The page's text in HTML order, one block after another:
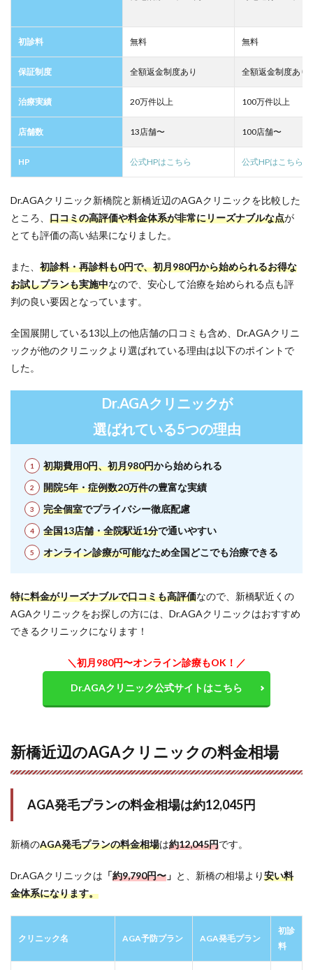
初診料 無料 無料
保証制度 全額返金制度あり 全額返金制度あり
治療実績 20万件以上 100万件以上
店舗数 13店舗〜 100店舗〜
HP 公式HPはこちら 公式HPはこちら
Dr.AGAクリニック新橋院と新橋近辺のAGAクリニックを比較した
ところ、 口コミの高評価や料金体系が非常にリーズナブルな点が
とても評価の高い結果になりました。
また、 初診料・再診料も0円で、初月980円から始められるお得な
お試しプランも実施中なので、安心して治療を始められる点も評
判の良い要因となっています。
全国展開している13以上の他店舗の口コミも含め、Dr.AGAクリニ
ックが他のクリニックより選ばれている理由は以下のポイントで
した。
Dr.AGAクリニックが
選ばれている5つの理由
初期費用0円、初月980円から始められる
開院5年・症例数20万件の豊富な実績
完全個室でプライバシー徹底配慮
全国13店舗・全院駅近1分で通いやすい
オンライン診療が可能なため全国どこでも治療できる
特に料金がリーズナブルで口コミも高評価なので、新橋駅近くの
AGAクリニックをお探しの方には、Dr.AGAクリニックはおすすめ
できるクリニックになります！
＼初月980円〜オンライン診療もOK！／
Dr.AGAクリニック公式サイトはこちら
新橋近辺のAGAクリニックの料金相場
AGA発毛プランの料金相場は約12,045円
新橋のAGA発毛プランの料金相場は約12,045円です。
Dr.AGAクリニックは 「約9,790円〜 」 と、新橋の相場より安い料
金体系になります。
クリニック名 AGA予防プラン AGA発毛プラン
初診
料